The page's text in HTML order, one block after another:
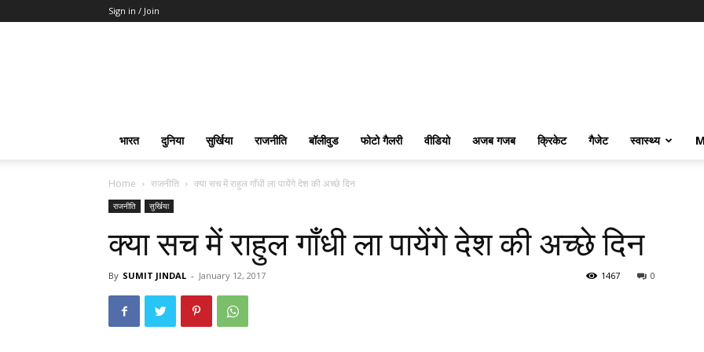
Sign in / Join
भारत दुनिया सुर्खिया राजनीति बॉलीवुड फोटो गैलरी वीडियो अजब गजब क्रिकेट गैजेट स्वास्थ्य
Home राजनीति क्या सच में राहुल गाँधी ला पायेंगे देश की अच्छे दिन
राजनीति सुर्खिया
क्या सच में राहुल गाँधी ला पायेंगे देश की अच्छे दिन
By SUMIT JINDAL - January 12, 2017 0
1467